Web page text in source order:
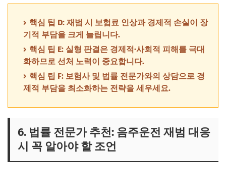
핵심 팁 D: 재범 시 보험료 인상과 경제적 손실이 장
기적 부담을 크게 늘립니다.
핵심 팁 E: 실형 판결은 경제적·사회적 피해를 극대
화하므로 선처 노력이 중요합니다.
핵심 팁 F: 보험사 및 법률 전문가와의 상담으로 경
제적 부담을 최소화하는 전략을 세우세요.
6. 법률 전문가 추천: 음주운전 재범 대응
시 꼭 알아야 할 조언